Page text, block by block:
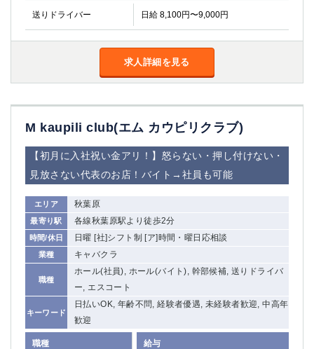
送りドライバー 日給 8,100円〜9,000円
求人詳細を見る
M kaupili club(エム カウピリクラブ)
【初月に入社祝い金アリ！】怒らない・押し付けない・
見放さない代表のお店！バイト→社員も可能
エリア 秋葉原
最寄り駅 各線秋葉原駅より徒歩2分
時間/休日 日曜 [社]シフト制 [ア]時間・曜日応相談
業種 キャバクラ
職種
ホール(社員), ホール(バイト), 幹部候補, 送りドライバ
ー, エスコート
キーワード
日払いOK, 年齢不問, 経験者優遇, 未経験者歓迎, 中高年
歓迎
職種 給与